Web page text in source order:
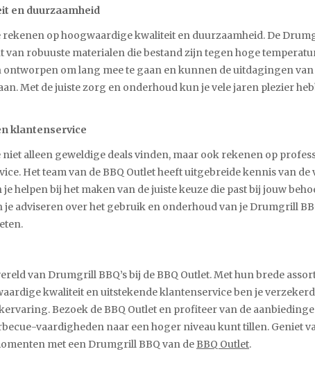
en duurzaamheid
rekenen op hoogwaardige kwaliteit en duurzaamheid. De
van robuuste materialen die bestand zijn tegen hoge
ontworpen om lang mee te gaan en kunnen de uitdagingen
Met de juiste zorg en onderhoud kun je vele jaren plezier
klantenservice
niet alleen geweldige deals vinden, maar ook rekenen op
Het team van de BBQ Outlet heeft uitgebreide kennis van de
je helpen bij het maken van de juiste keuze die past bij jouw
adviseren over het gebruik en onderhoud van je Drumgrill
van Drumgrill BBQ’s bij de BBQ Outlet. Met hun brede
kwaliteit en uitstekende klantenservice ben je
Bezoek de BBQ Outlet en profiteer van de
vaardigheden naar een hoger niveau kunt tillen. Geniet
met een Drumgrill BBQ van de BBQ Outlet.